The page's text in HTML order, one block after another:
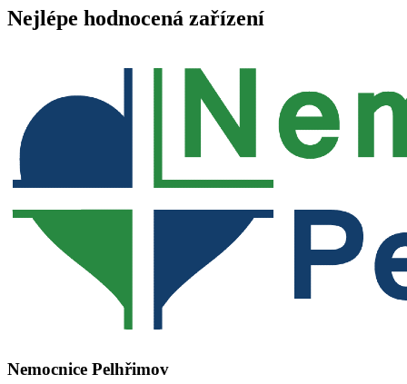
Nejlépe hodnocená zařízení
Nemocnice Pelhřimov